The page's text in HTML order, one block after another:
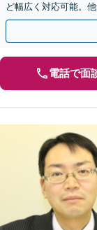
ど幅広く対応可能。
す。お早めにご相談
電話で面